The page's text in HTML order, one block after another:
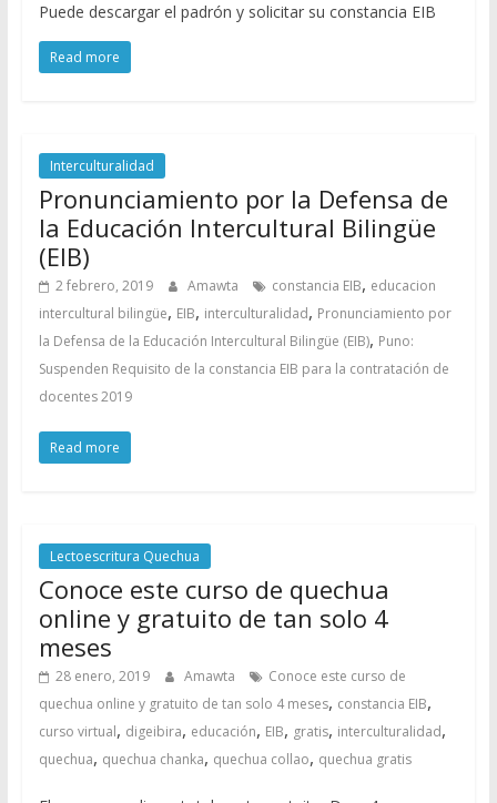
Puede descargar el padrón y solicitar su constancia EIB
Read more
Interculturalidad
Pronunciamiento por la Defensa de
la Educación Intercultural Bilingüe
(EIB)
2 febrero, 2019 Amawta constancia EIB, educacion
intercultural bilingüe, EIB, interculturalidad, Pronunciamiento por
la Defensa de la Educación Intercultural Bilingüe (EIB), Puno:
Suspenden Requisito de la constancia EIB para la contratación de
docentes 2019
Read more
Lectoescritura Quechua
Conoce este curso de quechua
online y gratuito de tan solo 4
meses
28 enero, 2019 Amawta
Conoce este curso de
quechua online y gratuito de tan solo 4 meses, constancia EIB,
curso virtual, digeibira, educación, EIB, gratis, interculturalidad,
quechua, quechua chanka, quechua collao, quechua gratis